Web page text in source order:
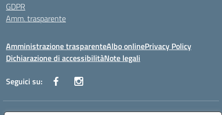
GDPR
Amm. trasparente
Amministrazione trasparenteAlbo onlinePrivacy Policy
Dichiarazione di accessibilitàNote legali
Seguici su: